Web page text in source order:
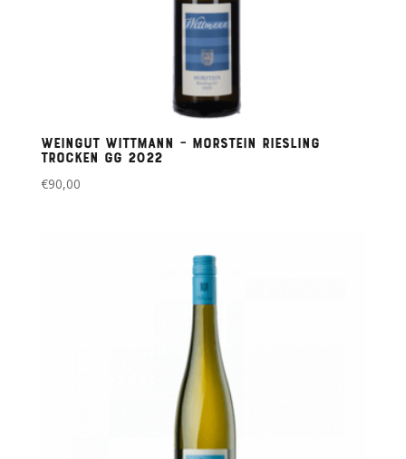
Weingut Wittmann – Morstein Riesling
Trocken GG 2022
€90,00